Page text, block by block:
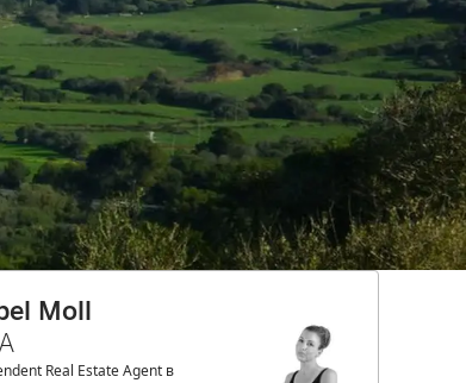
Moll
Real Estate Agent в